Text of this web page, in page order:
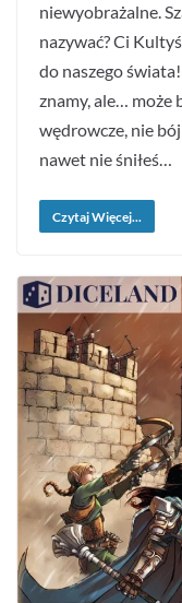
niewyobrażalne.
nazywać? Ci
do naszego
znamy, ale… może
wędrowcze, nie
nawet nie śniłeś…
Czytaj Więcej...